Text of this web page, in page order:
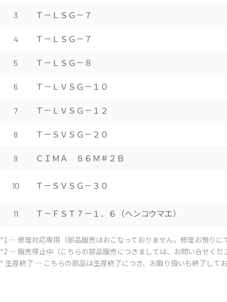
3 Ｔ－ＬＳＧ－７
4 Ｔ－ＬＳＧ－７
5 Ｔ－ＬＳＧ－８
6 Ｔ－ＬＶＳＧ－１０
7 Ｔ－ＬＶＳＧ－１２
8 Ｔ－ＳＶＳＧ－２０
9 ＣＩＭＡ ８６Ｍ＃２Ｂ
10 Ｔ－ＳＶＳＧ－３０
11 Ｔ－ＦＳＴ７－１．６（ヘンコウマエ）
*1 ― 修理対応専用（部品販売はおこなっておりません。修理お預りに
*2 ― 販売停止中（こちらの部品販売につきましては、お問い合せくだ
* 生産終了 ― こちらの部品は生産終了につき、お取り扱いも終了して